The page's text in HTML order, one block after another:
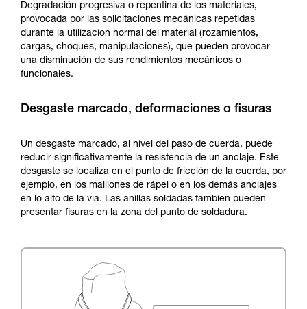
Degradación progresiva o repentina de los materiales,
provocada por las solicitaciones mecánicas repetidas
durante la utilización normal del material (rozamientos,
cargas, choques, manipulaciones), que pueden provocar
una disminución de sus rendimientos mecánicos o
funcionales.
Desgaste marcado, deformaciones o fisuras
Un desgaste marcado, al nivel del paso de cuerda, puede
reducir significativamente la resistencia de un anclaje. Este
desgaste se localiza en el punto de fricción de la cuerda, por
ejemplo, en los maillones de rápel o en los demás anclajes
en lo alto de la vía. Las anillas soldadas también pueden
presentar fisuras en la zona del punto de soldadura.